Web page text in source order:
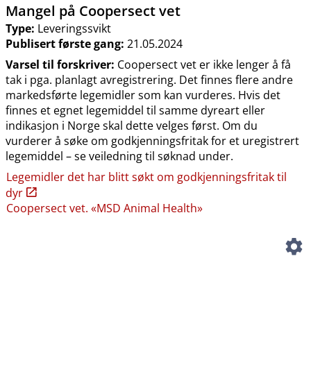
Mangel på Coopersect vet
Type: Leveringssvikt
Publisert første gang: 21.05.2024
Varsel til forskriver: Coopersect vet er ikke lenger å få
tak i pga. planlagt avregistrering. Det finnes flere andre
markedsførte legemidler som kan vurderes. Hvis det
finnes et egnet legemiddel til samme dyreart eller
indikasjon i Norge skal dette velges først. Om du
vurderer å søke om godkjenningsfritak for et uregistrert
legemiddel – se veiledning til søknad under.
Legemidler det har blitt søkt om godkjenningsfritak til
dyr
Coopersect vet. «MSD Animal Health»